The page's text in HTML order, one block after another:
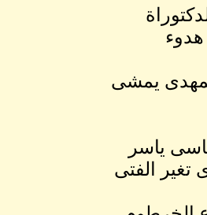
يمشى
ياسر
الفتى